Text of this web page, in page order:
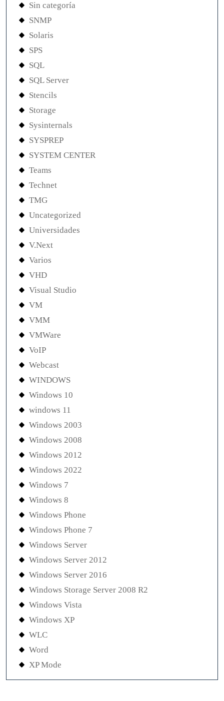
Sin categoría
SNMP
Solaris
SPS
SQL
SQL Server
Stencils
Storage
Sysinternals
SYSPREP
SYSTEM CENTER
Teams
Technet
TMG
Uncategorized
Universidades
V.Next
Varios
VHD
Visual Studio
VM
VMM
VMWare
VoIP
Webcast
WINDOWS
Windows 10
windows 11
Windows 2003
Windows 2008
Windows 2012
Windows 2022
Windows 7
Windows 8
Windows Phone
Windows Phone 7
Windows Server
Windows Server 2012
Windows Server 2016
Windows Storage Server 2008 R2
Windows Vista
Windows XP
WLC
Word
XP Mode